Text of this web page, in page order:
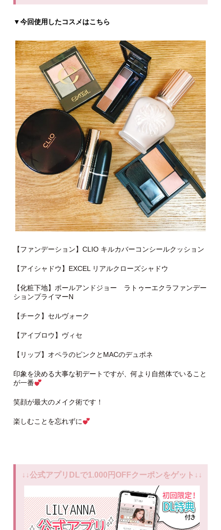
▼今回使用したコスメはこちら
【ファンデーション】CLIO キルカバーコンシールクッション
【アイシャドウ】EXCEL リアルクローズシャドウ
【化粧下地】ポールアンドジョー ラトゥーエクラファンデー
ションプライマーN
【チーク】セルヴォーク
【アイブロウ】ヴィセ
【リップ】オペラのピンクとMACのデュポネ
印象を決める大事な初デートですが、何より自然体でいること
が一番
笑顔が最大のメイク術です！
楽しむことを忘れずに
↓↓公式アプリDLで1.000円OFFクーポンをゲット↓↓